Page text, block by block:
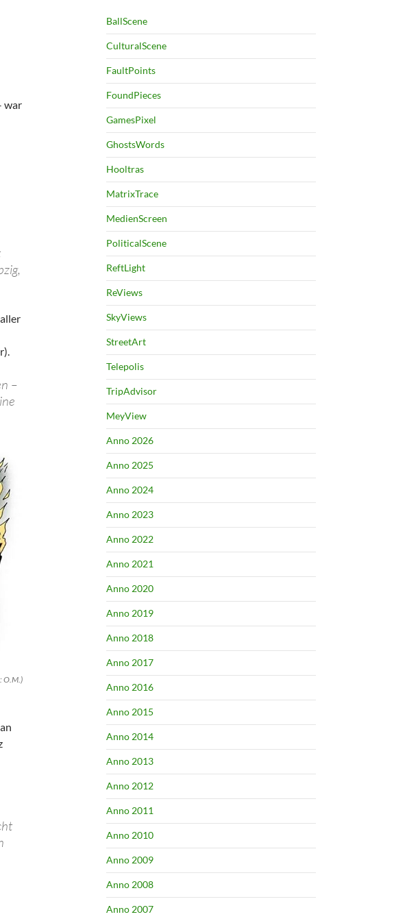
war
–
O.M.)
BallScene
CulturalScene
FaultPoints
FoundPieces
GamesPixel
GhostsWords
Hooltras
MatrixTrace
MedienScreen
PoliticalScene
ReftLight
ReViews
SkyViews
StreetArt
Telepolis
TripAdvisor
MeyView
Anno 2026
Anno 2025
Anno 2024
Anno 2023
Anno 2022
Anno 2021
Anno 2020
Anno 2019
Anno 2018
Anno 2017
Anno 2016
Anno 2015
Anno 2014
Anno 2013
Anno 2012
Anno 2011
Anno 2010
Anno 2009
Anno 2008
Anno 2007